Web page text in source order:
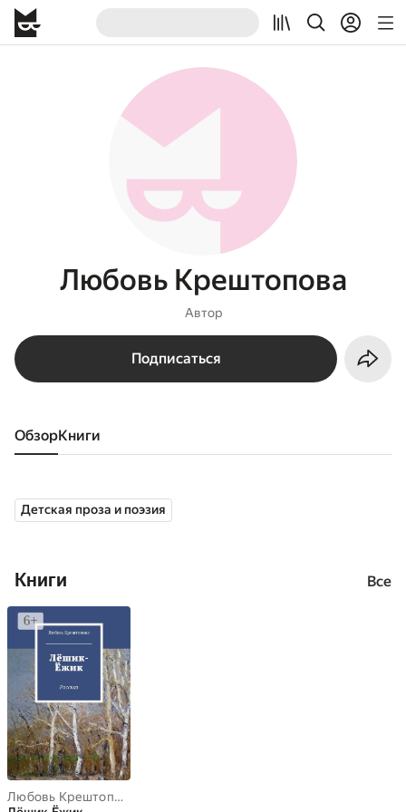
Любовь Крештопова
Автор
Подписаться
Обзор книги
Детская проза и поэзия
Книги Все
Любовь Крештопова